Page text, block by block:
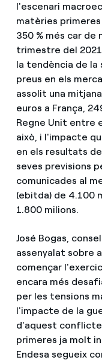
l'escenari
matèries primeres
350 % més car de
trimestre del
la tendència de la
preus en els
assolit una
euros a França,
Regne Unit entre
això, i l'impacte
en els resultats
seves previsions
comunicades al
(ebitda) de 4.100
1.800 milions.
José Bogas,
assenyalat sobre
començar
encara més
per les tensions
l'impacte de la
d'aquest
primeres ja molt
Endesa segueix